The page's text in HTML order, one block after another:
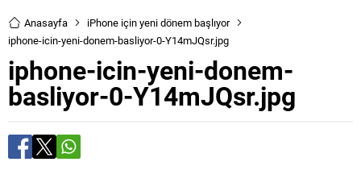
Anasayfa
iPhone için yeni dönem başlıyor
iphone-icin-yeni-donem-basliyor-0-Y14mJQsr.jpg
iphone-icin-yeni-donem-
basliyor-0-Y14mJQsr.jpg